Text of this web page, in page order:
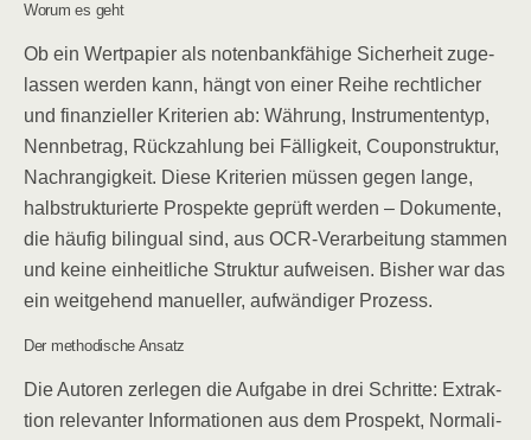
Wor­um es geht
Ob ein Wert­pa­pier als noten­bank­fä­hi­ge Sicher­heit zuge­
las­sen wer­den kann, hängt von einer Rei­he recht­li­cher
und finan­zi­el­ler Kri­te­ri­en ab: Wäh­rung, Instru­men­ten­typ,
Nenn­be­trag, Rück­zah­lung bei Fäl­lig­keit, Cou­pon­struk­tur,
Nach­ran­gig­keit. Die­se Kri­te­ri­en müs­sen gegen lan­ge,
halb­struk­tu­rier­te Pro­spek­te geprüft wer­den – Doku­men­te,
die häu­fig bilin­gu­al sind, aus OCR-Ver­ar­bei­tung stam­men
und kei­ne ein­heit­li­che Struk­tur auf­wei­sen. Bis­her war das
ein weit­ge­hend manu­el­ler, auf­wän­di­ger Prozess.
Der metho­di­sche Ansatz
Die Autoren zer­le­gen die Auf­ga­be in drei Schrit­te: Extrak­
ti­on rele­van­ter Infor­ma­tio­nen aus dem Pro­spekt, Nor­ma­li­